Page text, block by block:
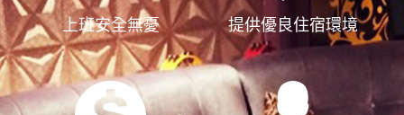
上班安全無憂 提供優良住宿環境